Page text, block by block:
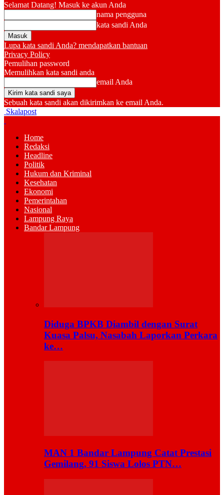
Selamat Datang! Masuk ke akun Anda
nama pengguna
kata sandi Anda
Lupa kata sandi Anda? mendapatkan bantuan
Privacy Policy
Pemulihan password
Memulihkan kata sandi anda
email Anda
Sebuah kata sandi akan dikirimkan ke email Anda.
Skalapost
Home
Redaksi
Headline
Politik
Hukum dan Kriminal
Kesehatan
Ekonomi
Pemerintahan
Nasional
Lampung Raya
Bandar Lampung
Diduga BPKB Diambil dengan Surat
Kuasa Palsu, Nasabah Laporkan Perkara
ke…
MAN 1 Bandar Lampung Catat Prestasi
Gemilang, 91 Siswa Lolos PTN…